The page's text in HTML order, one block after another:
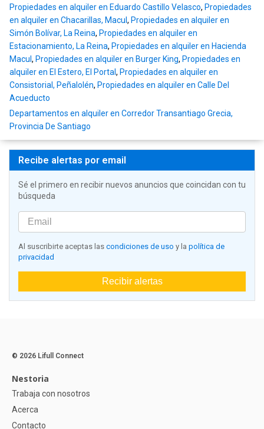
Propiedades en alquiler en Eduardo Castillo Velasco, Propiedades
en alquiler en Chacarillas, Macul , Propiedades en alquiler en
Simón Bolívar, La Reina, Propiedades en alquiler en
Estacionamiento, La Reina, Propiedades en alquiler en Hacienda
Macul , Propiedades en alquiler en Burger King, Propiedades en
alquiler en El Estero, El Portal, Propiedades en alquiler en
Consistorial, Peñalolén, Propiedades en alquiler en Calle Del
Acueducto
Departamentos en alquiler en Corredor Transantiago Grecia,
Provincia De Santiago
Recibe alertas por email
Sé el primero en recibir nuevos anuncios que coincidan con tu
búsqueda
Al suscribirte aceptas las condiciones de uso y la política de
privacidad
Recibir alertas
© 2026 Lifull Connect
Nestoria
Trabaja con nosotros
Acerca
Contacto